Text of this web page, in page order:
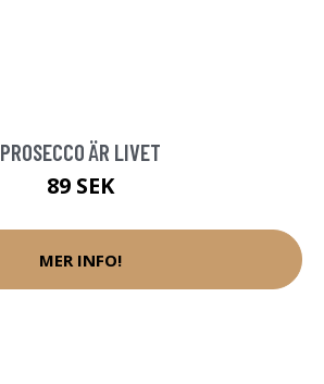
PROSECCO ÄR LIVET
89 SEK
MER INFO!